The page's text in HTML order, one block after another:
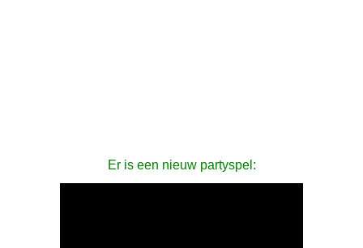
Er is een nieuw partyspel: